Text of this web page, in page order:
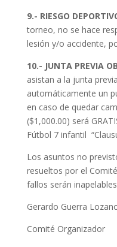
9.- RIESGO
torneo, no se hace
lesión y/o accidente,
10.- JUNTA PREVIA
asistan a la junta
automáticamente un
en caso de quedar
($1,000.00) será
Fútbol 7 infantil
Los asuntos no
resueltos por el
fallos serán
Gerardo Guerra
Comité Organizador